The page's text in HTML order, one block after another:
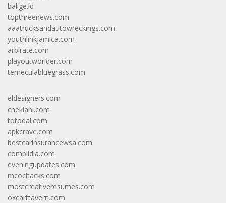
balige.id
topthreenews.com
aaatrucksandautowreckings.com
youthlinkjamica.com
arbirate.com
playoutworlder.com
temeculabluegrass.com
eldesigners.com
cheklani.com
totodal.com
apkcrave.com
bestcarinsurancewsa.com
complidia.com
eveningupdates.com
mcochacks.com
mostcreativeresumes.com
oxcarttavern.com